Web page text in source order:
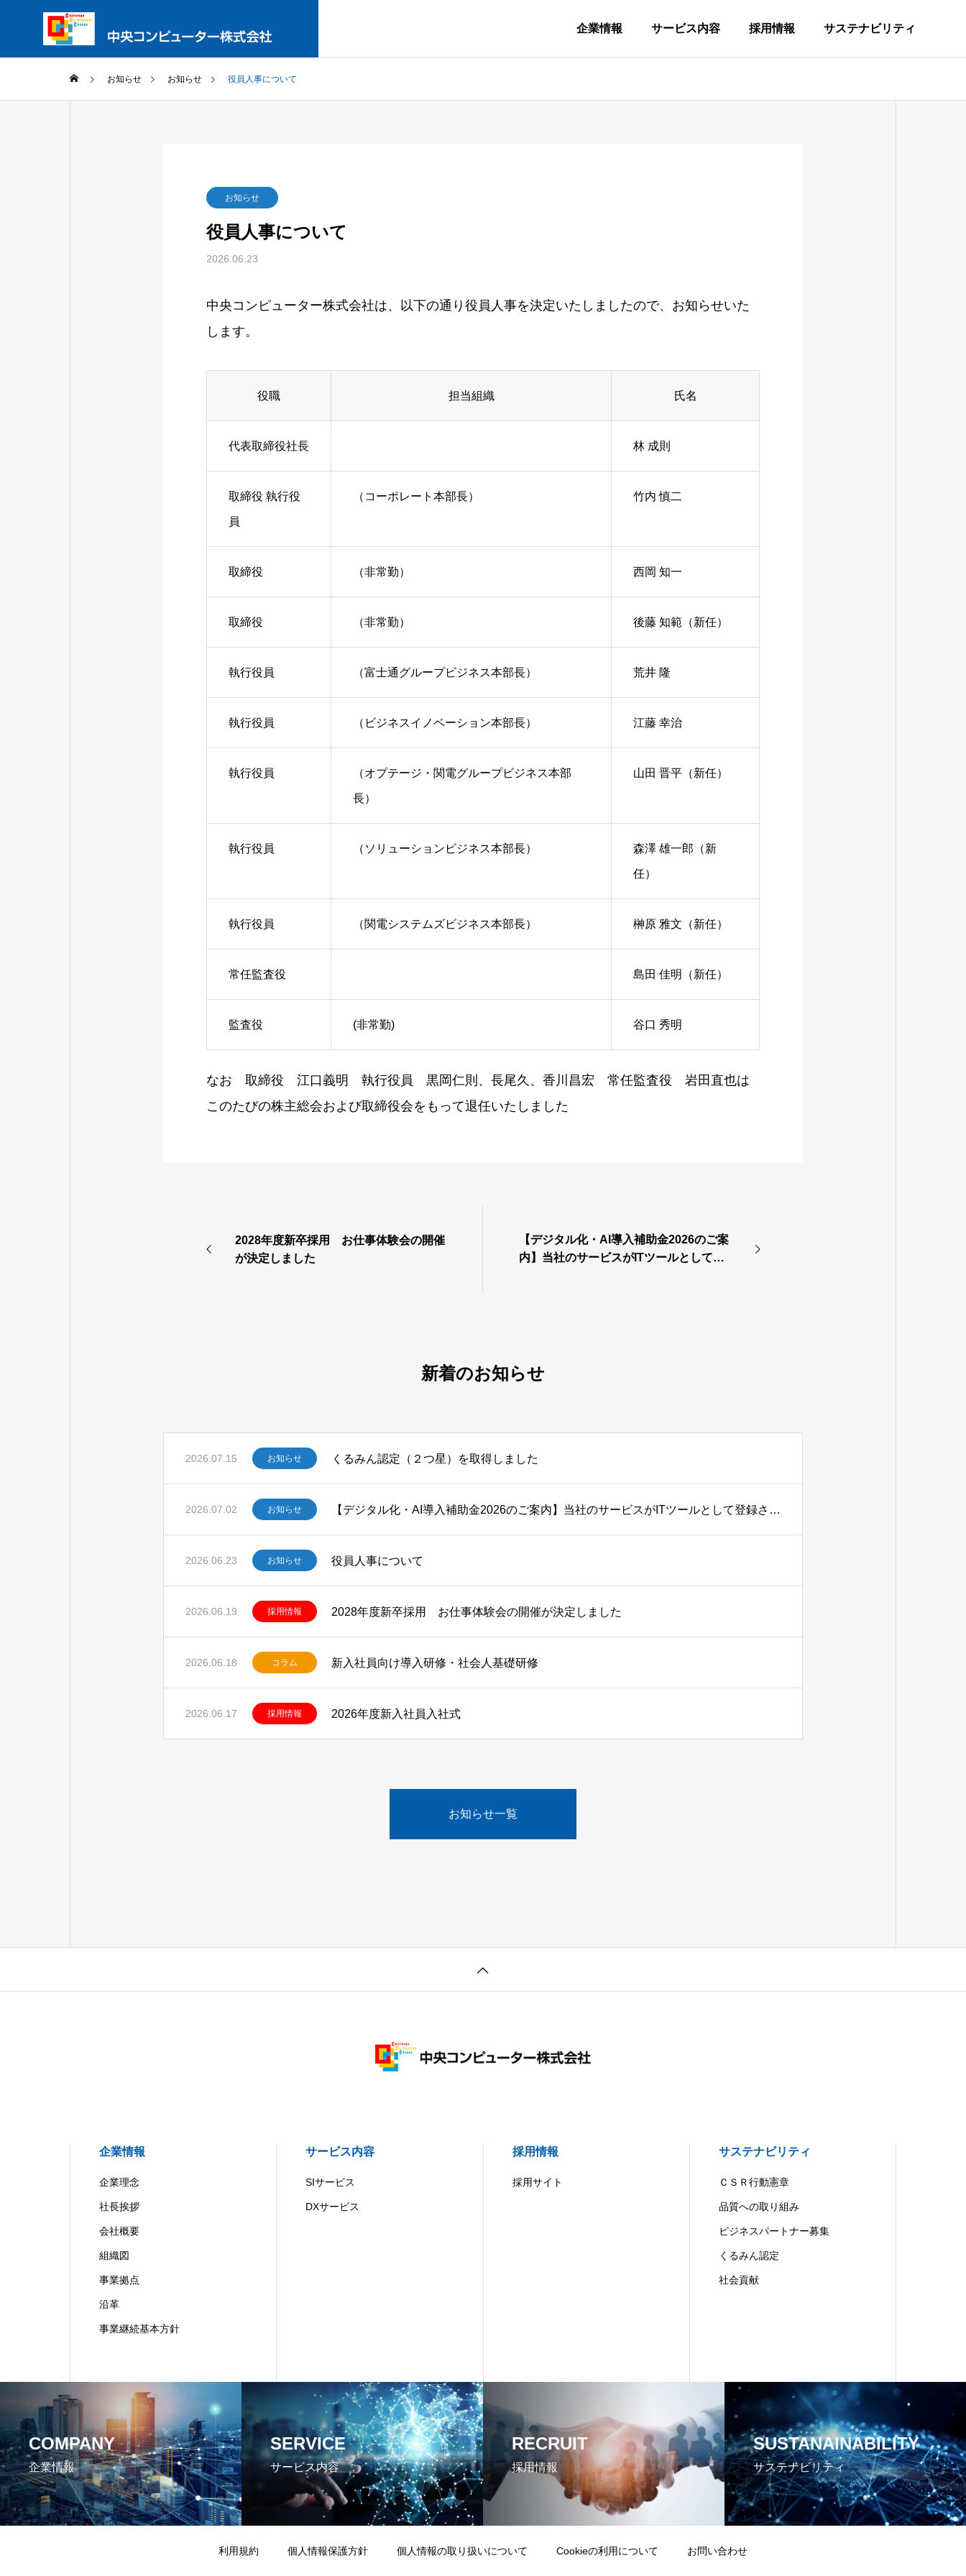
企業情報 サービス内容 採用情報 サステナビリティ
ORGANIZATION
組織図
POLICY
SYSTEM
SIサービス DXサービス
お知らせ お知らせ 役員人事について
お知らせ
役員人事について
2026.06.23
中央コンピューター株式会社は、以下の通り役員人事を決定いたしましたので、お知らせいた
します。
役職 担当組織 氏名
代表取締役社長 林 成則
取締役 執行役
員
（コーポレート本部長） 竹内 慎二
取締役 （非常勤） 西岡 知一
取締役 （非常勤） 後藤 知範（新任）
執行役員 （富士通グループビジネス本部長） 荒井 隆
執行役員 （ビジネスイノベーション本部長） 江藤 幸治
執行役員 （オプテージ・関電グループビジネス本部
長）
山田 晋平（新任）
執行役員 （ソリューションビジネス本部長） 森澤 雄一郎（新
任）
執行役員 （関電システムズビジネス本部長） 榊原 雅文（新任）
常任監査役 島田 佳明（新任）
監査役 (非常勤) 谷口 秀明
なお 取締役 江口義明 執行役員 黒岡仁則、長尾久、香川昌宏 常任監査役 岩田直也は
このたびの株主総会および取締役会をもって退任いたしました
2028年度新卒採用 お仕事体験会の開催
が決定しました
【デジタル化・AI導入補助金2026のご案
内】当社のサービスがITツールとして登
新着のお知らせ
2026.07.15 お知らせ くるみん認定（２つ星）を取得しました
2026.07.02 お知らせ 【デジタル化・AI導入補助金2026のご案内】当社のサービスがITツールとして登録されました
2026.06.23 お知らせ 役員人事について
2026.06.19 採用情報 2028年度新卒採用 お仕事体験会の開催が決定しました
2026.06.18 コラム 新入社員向け導入研修・社会人基礎研修
2026.06.17 採用情報 2026年度新入社員入社式
お知らせ一覧
企業情報
企業理念
社長挨拶
会社概要
組織図
事業拠点
沿革
事業継続基本方針
サービス内容
SIサービス
DXサービス
採用情報
採用サイト
サステナビリティ
ＣＳＲ行動憲章
品質への取り組み
ビジネスパートナー募集
くるみん認定
社会貢献
COMPANY
企業情報
SERVICE
サービス内容
RECRUIT
採用情報
SUSTANAINABILITY
サステナビリティ
利用規約 個人情報保護方針 個人情報の取り扱いについて Cookieの利用について お問い合わせ